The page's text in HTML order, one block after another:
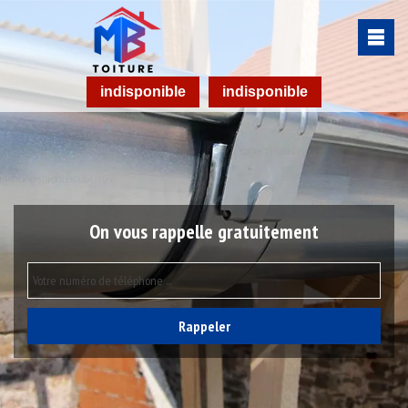
indisponible indisponible
On vous rappelle gratuitement